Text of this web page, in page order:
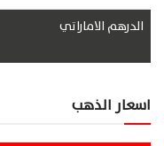
الدرهم الاماراتي
اسعار الذهب